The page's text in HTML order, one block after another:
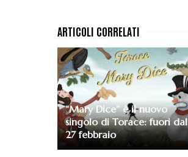
“Mary Dice” è il nuovo
singolo di Torace: fuori dal
27 febbraio